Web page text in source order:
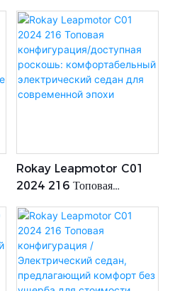
Rokay Leapmotor C01
2024 216 Топовая
Роскошь: Комфортабельный
Электрический Седан Для
Современной Эпохи